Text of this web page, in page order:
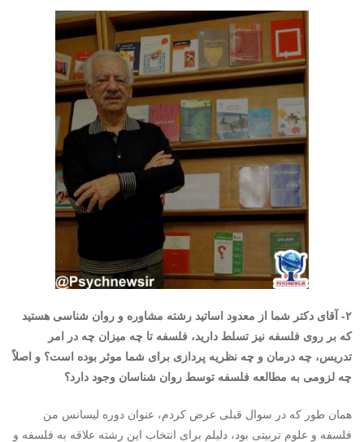
۲- آقای دکتر شما از معدود اساتید رشته مشاوره و روان شناسی هستید
که بر روی فلسفه نیز تسلط دارید، فلسفه تا چه میزان چه در امر
تدریس، چه درمان و چه نظریه پردازی برای شما موثر بوده است؟ و اصلاً
چه لزومی به مطالعه فلسفه توسط روان شناسان وجود دارد؟
همان طور که در سوال قبلی عرض کردم، عنوان دوره لیسانس من
فلسفه و علوم تربیتی بود، دلیلم برای انتخاب این رشته علاقه به فلسفه و